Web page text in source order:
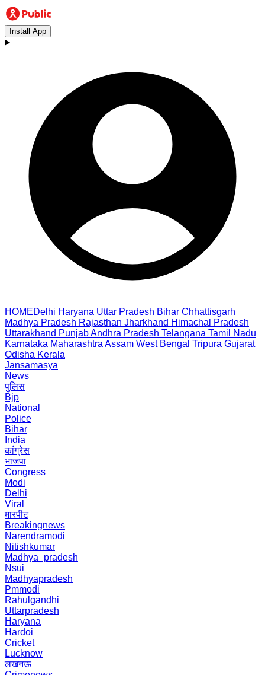
Install App
HOMEDelhi Haryana Uttar Pradesh Bihar Chhattisgarh
Madhya Pradesh Rajasthan Jharkhand Himachal Pradesh
Uttarakhand PunjabAndhra Pradesh Telangana Tamil Nadu
Karnataka Maharashtra Assam West Bengal Tripura Gujarat
Odisha Kerala
Jansamasya
News
पुलिस
Bjp
National
Police
Bihar
India
कांग्रेस
भाजपा
Congress
Modi
Delhi
Viral
मारपीट
Breakingnews
Narendramodi
Nitishkumar
Madhya_pradesh
Nsui
Madhyapradesh
Pmmodi
Rahulgandhi
Uttarpradesh
Haryana
Hardoi
Cricket
Lucknow
लखनऊ